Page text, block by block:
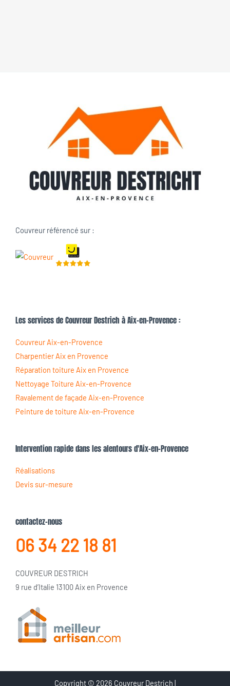
Couvreur référencé sur :
Les services de Couvreur Destrich à Aix-en-Provence :
Couvreur Aix-en-Provence
Charpentier Aix en Provence
Réparation toiture Aix en Provence
Nettoyage Toiture Aix-en-Provence
Ravalement de façade Aix-en-Provence
Peinture de toiture Aix-en-Provence
Intervention rapide dans les alentours d'Aix-en-Provence
Réalisations
Devis sur-mesure
contactez-nous
06 34 22 18 81
COUVREUR DESTRICH
9 rue d’Italie 13100 Aix en Provence
Copyright © 2026 Couvreur Destrich |